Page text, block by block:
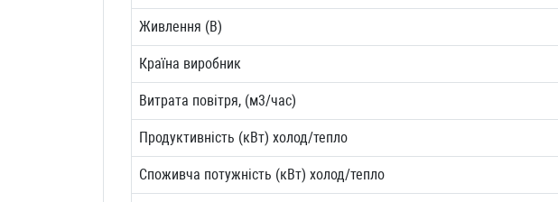
Живлення (В)
Країна виробник
Витрата повітря, (м3/час)
Продуктивність (кВт) холод/тепло
Споживча потужність (кВт) холод/тепло